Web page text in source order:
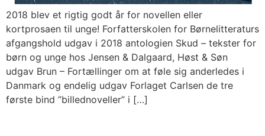
2018 blev et rigtig godt år for novellen eller
kortprosaen til unge! Forfatterskolen for Børnelitteraturs
afgangshold udgav i 2018 antologien Skud – tekster for
børn og unge hos Jensen & Dalgaard, Høst & Søn
udgav Brun – Fortællinger om at føle sig anderledes i
Danmark og endelig udgav Forlaget Carlsen de tre
første bind ”billednoveller” i […]